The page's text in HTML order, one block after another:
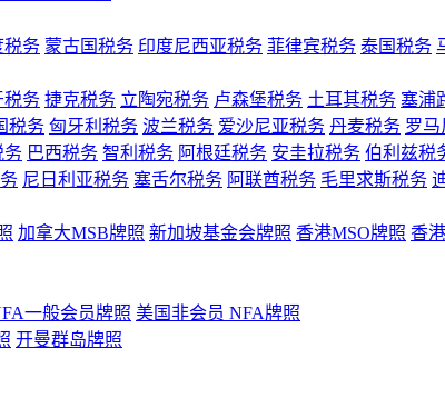
税务 蒙古国税务 印度尼西亚税务 菲律宾税务 泰国税务
税务 捷克税务 立陶宛税务 卢森堡税务 土耳其税务 塞浦
税务 匈牙利税务 波兰税务 爱沙尼亚税务 丹麦税务 罗马
务 巴西税务 智利税务 阿根廷税务 安圭拉税务 伯利兹税
尼日利亚税务 塞舌尔税务 阿联酋税务 毛里求斯税务
加拿大MSB牌照 新加坡基金会牌照 香港MSO牌照 香
一般会员牌照 美国非会员 NFA牌照
开曼群岛牌照